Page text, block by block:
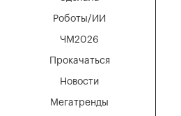
Мегатренды
Новости
Роботы/ИИ
ЧМ2026
Прокачаться